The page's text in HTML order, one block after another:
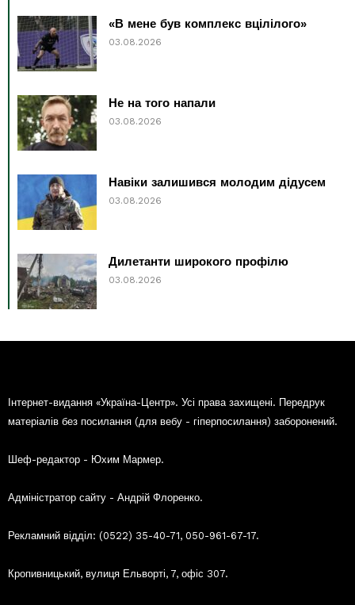
«В мене був комплекс вцілілого»
03.08.2026
Не на того напали
03.08.2026
Навіки залишився молодим дідусем
03.08.2026
Дилетанти широкого профілю
03.08.2026
Інтернет-видання «Україна-Центр». Усі права захищені. Передрук
матеріалів без посилання (для вебу - гіперпосилання) заборонений.
Шеф-редактор - Юхим Мармер.
Адміністратор сайту - Андрій Флоренко.
Рекламний відділ: (0522) 35-40-71, 050-961-67-17.
Кропивницький, вулиця Ельворті, 7, офіс 307.